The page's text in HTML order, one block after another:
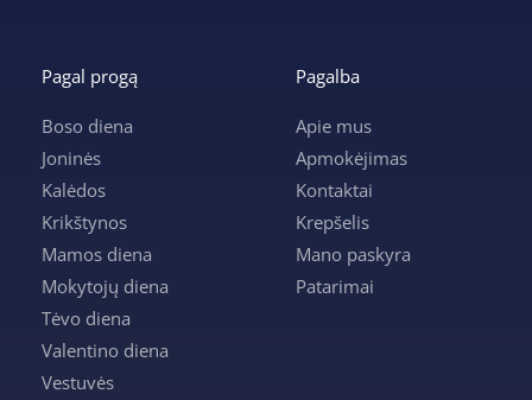
Pagal progą
Boso diena
Joninės
Kalėdos
Krikštynos
Mamos diena
Mokytojų diena
Tėvo diena
Valentino diena
Vestuvės
Pagalba
Apie mus
Apmokėjimas
Kontaktai
Krepšelis
Mano paskyra
Patarimai